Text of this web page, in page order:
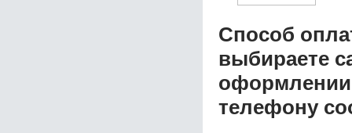
Способ
выбираете
оформлении
телефону